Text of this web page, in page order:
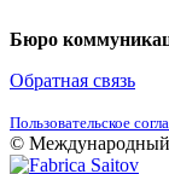
Бюро
Обратная связь
Пользовательское
© Международный